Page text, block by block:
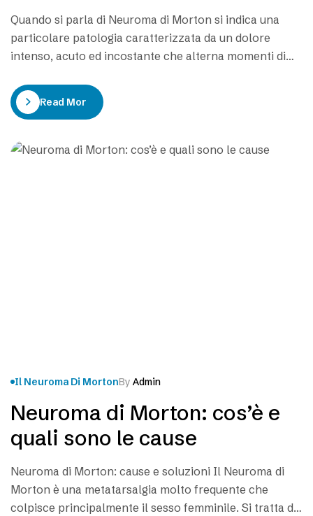
Quando si parla di Neuroma di Morton si indica una
particolare patologia caratterizzata da un dolore
intenso, acuto ed incostante che alterna momenti di
pazienti che soffrono di questo problema tendono a
definire questo dolore simile ad una scossa elettrica
Read More
Il Neuroma Di MortonBy Admin
Neuroma di Morton: cos’è e
quali sono le cause
Neuroma di Morton: cause e soluzioni Il Neuroma di
Morton è una metatarsalgia molto frequente che
colpisce principalmente il sesso femminile. Si tratta di